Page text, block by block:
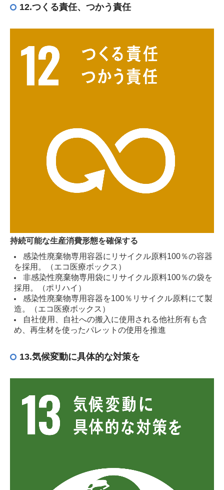
12.つくる責任、つかう責任
持続可能な生産消費形態を確保する
感染性廃棄物専用容器にリサイクル原料100％の容器
を採用。（エコ医療ボックス）
非感染性廃棄物専用袋にリサイクル原料100％の袋を
採用。（ポリハイ）
感染性廃棄物専用容器を100％リサイクル原料にて製
造。（エコ医療ボックス）
自社使用、自社への搬入に使用される他社所有も含
め、再生材を使ったパレットの使用を推進
13.気候変動に具体的な対策を